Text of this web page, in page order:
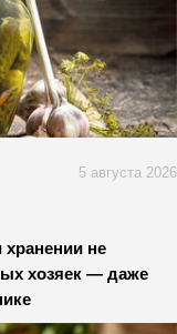
5 августа 2026
не
хозяек — даже